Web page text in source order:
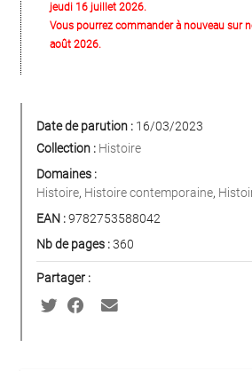
jeudi 16 juillet 2026.
Vous pourrez commander à nouveau sur
août 2026.
Date de parution : 16/03/2023
Collection : Histoire
Domaines :
Histoire, Histoire contemporaine,
EAN :9782753588042
Nb de pages :360
Partager :